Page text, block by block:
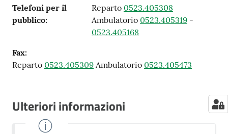
Telefoni per il
pubblico:
Reparto 0523.405308
Ambulatorio 0523.405319-
0523.405168
Fax:
Reparto 0523.405309 Ambulatorio 0523.405473
Ulteriori informazioni